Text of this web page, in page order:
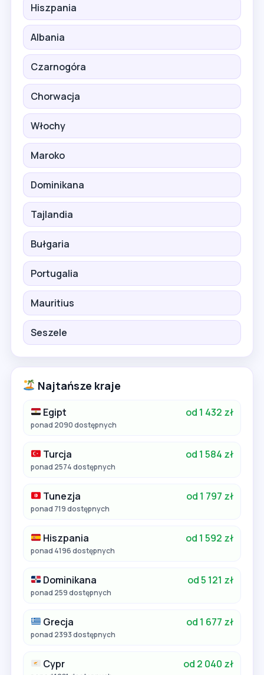
Hiszpania
Albania
Czarnogóra
Chorwacja
Włochy
Maroko
Dominikana
Tajlandia
Bułgaria
Portugalia
Mauritius
Seszele
Najtańsze kraje
Egipt od 1 432 zł
ponad 2090 dostępnych
Turcja od 1 584 zł
ponad 2574 dostępnych
Tunezja od 1 797 zł
ponad 719 dostępnych
Hiszpania od 1 592 zł
ponad 4196 dostępnych
Dominikana od 5 121 zł
ponad 259 dostępnych
Grecja od 1 677 zł
ponad 2393 dostępnych
Cypr od 2 040 zł